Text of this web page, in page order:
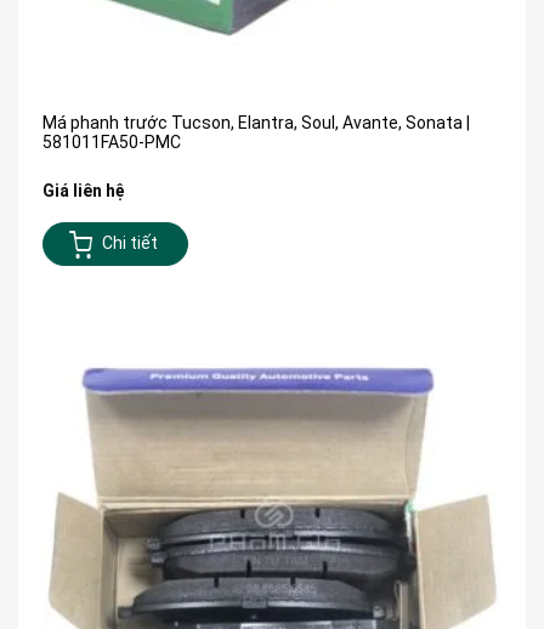
Má phanh trước Tucson, Elantra, Soul, Avante, Sonata |
581011FA50-PMC
Giá liên hệ
Chi tiết